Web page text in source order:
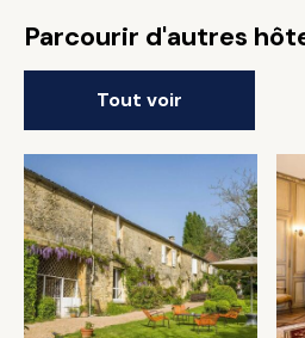
Parcourir d'autres
Tout voir